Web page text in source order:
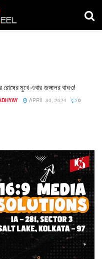
মুখে এবার জঙ্গলের বাঘও!
APRIL 30, 2024 0